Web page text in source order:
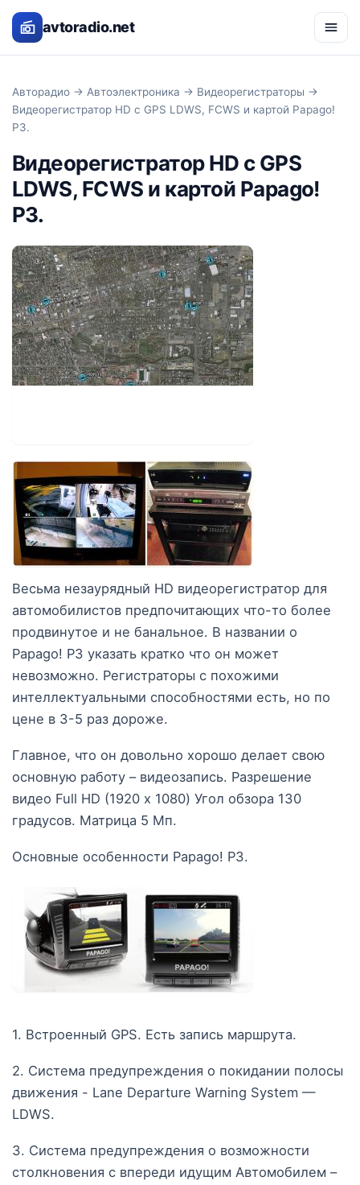
avtoradio.net
Авторадио → Автоэлектроника → Видеорегистраторы →
Видеорегистратор HD с GPS LDWS, FCWS и картой Papago!
P3.
Видеорегистратор HD с GPS
LDWS, FCWS и картой Papago!
P3.
Весьма незаурядный HD видеорегистратор для
автомобилистов предпочитающих что-то более
продвинутое и не банальное. В названии о
Papago! P3 указать кратко что он может
невозможно. Регистраторы с похожими
интеллектуальными способностями есть, но по
цене в 3-5 раз дороже.
Главное, что он довольно хорошо делает свою
основную работу – видеозапись. Разрешение
видео Full HD (1920 х 1080) Угол обзора 130
градусов. Матрица 5 Мп.
Основные особенности Papago! P3.
1. Встроенный GPS. Есть запись маршрута.
2. Система предупреждения о покидании полосы
движения - Lane Departure Warning System —
LDWS.
3. Система предупреждения о возможности
столкновения с впереди идущим Автомобилем –